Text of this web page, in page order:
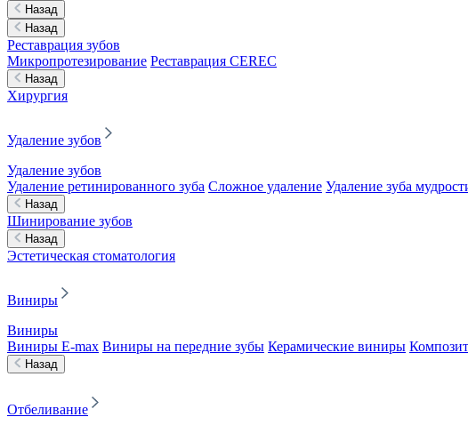
Назад
Назад
Реставрация зубов
Микропротезирование Реставрация CEREC
Назад
Хирургия
Удаление зубов
Удаление зубов
Удаление ретинированного зуба Сложное удаление Удаление зуба
Назад
Шинирование зубов
Назад
Эстетическая стоматология
Виниры
Виниры
Виниры E-max Виниры на передние зубы Керамические виниры
Назад
Отбеливание